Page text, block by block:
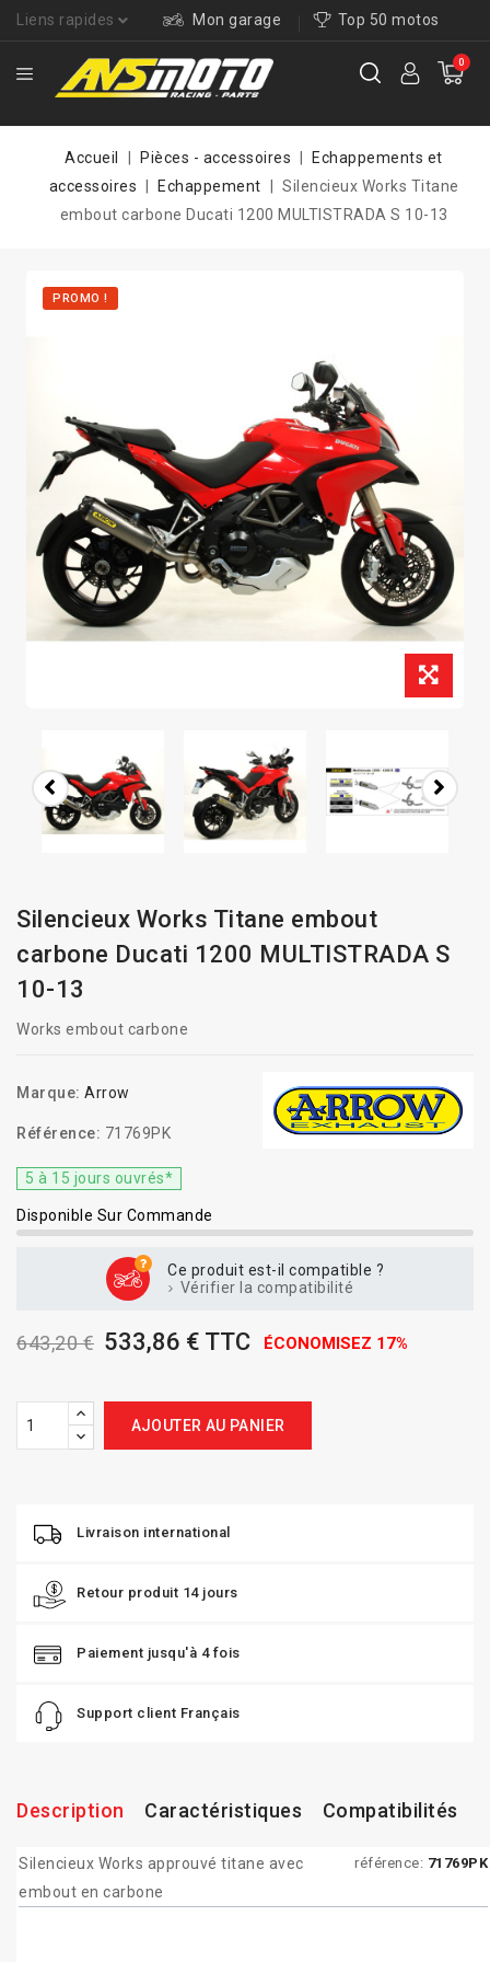
Liens rapides Mon garage Top 50 motos
0
Accueil Pièces - accessoires
Echappements et
accessoires
Echappement
Silencieux Works Titane
embout carbone Ducati 1200 MULTISTRADA S 10-13
PROMO !
Silencieux Works Titane embout
carbone Ducati 1200 MULTISTRADA S
10-13
Works embout carbone
Marque: Arrow
Référence: 71769PK
5 à 15 jours ouvrés*
Disponible Sur Commande
Ce produit est-il compatible ?
Vérifier la compatibilité
643,20 € 533,86 € TTC ÉCONOMISEZ 17%
AJOUTER AU PANIER
Livraison international
Retour produit 14 jours
Paiement jusqu'à 4 fois
Support client Français
Description Caractéristiques Compatibilités
référence: 71769PK
Silencieux Works approuvé titane avec
embout en carbone